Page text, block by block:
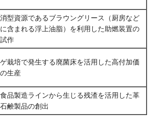
型資源であるブラウングリース（厨房など
含まれる浮上油脂）を利用した助燃装置の
作
栽培で発生する廃菌床を活用した高付加価
生産
品製造ラインから生じる残渣を活用した革
鹸製品の創出